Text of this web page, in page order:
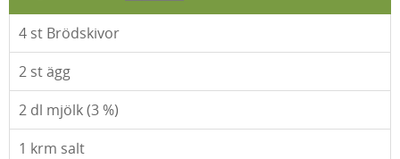
4 st Brödskivor
2 st ägg
2 dl mjölk (3 %)
1 krm salt